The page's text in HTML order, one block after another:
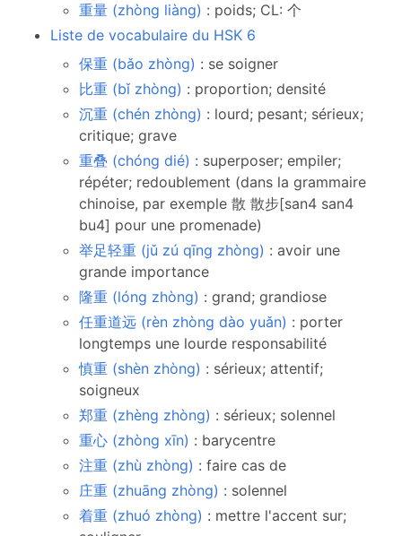
重量 (zhòng liàng) : poids; CL: 个
Liste de vocabulaire du HSK 6
保重 (bǎo zhòng) : se soigner
比重 (bǐ zhòng) : proportion; densité
沉重 (chén zhòng) : lourd; pesant; sérieux;
critique; grave
重叠 (chóng dié) : superposer; empiler;
répéter; redoublement (dans la grammaire
chinoise, par exemple 散 散步[san4 san4
bu4] pour une promenade)
举足轻重 (jǔ zú qīng zhòng) : avoir une
grande importance
隆重 (lóng zhòng) : grand; grandiose
任重道远 (rèn zhòng dào yuǎn) : porter
longtemps une lourde responsabilité
慎重 (shèn zhòng) : sérieux; attentif;
soigneux
郑重 (zhèng zhòng) : sérieux; solennel
重心 (zhòng xīn) : barycentre
注重 (zhù zhòng) : faire cas de
庄重 (zhuāng zhòng) : solennel
着重 (zhuó zhòng) : mettre l'accent sur;